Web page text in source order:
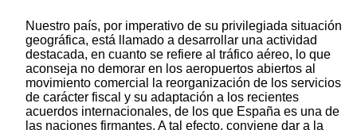
Nuestro país, por imperativo de su privilegiada situación
geográfica, está llamado a desarrollar una actividad
destacada, en cuanto se refiere al tráfico aéreo, lo que
aconseja no demorar en los aeropuertos abiertos al
movimiento comercial la reorganización de los servicios
de carácter fiscal y su adaptación a los recientes
acuerdos internacionales, de los que España es una de
las naciones firmantes. A tal efecto, conviene dar a la